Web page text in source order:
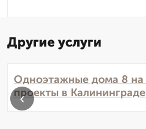
Другие услуги
Одноэтажные дома 8
проекты в Калининграде
‹